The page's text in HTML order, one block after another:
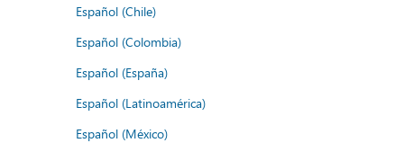
Español (Chile)
Español (Colombia)
Español (España)
Español (Latinoamérica)
Español (México)